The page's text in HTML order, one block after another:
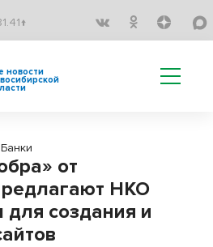
новости
Банки
от
НКО
создания и